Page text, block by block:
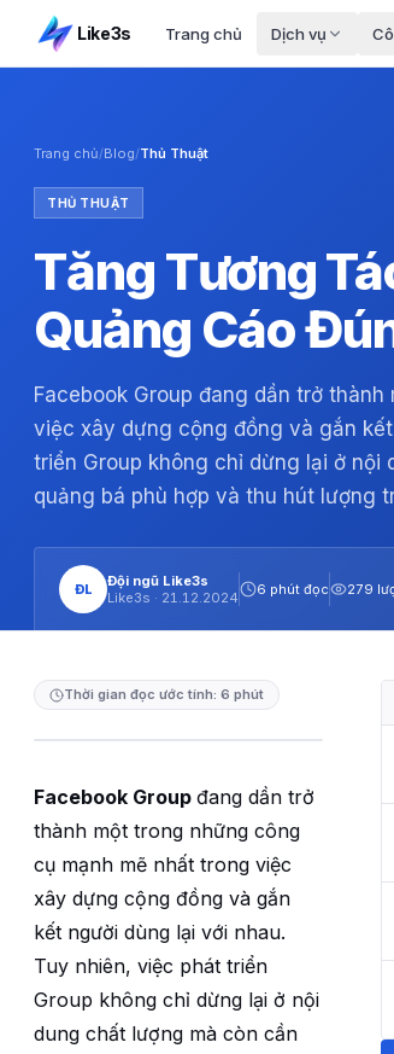
Like3s Trang chủ Dịch vụ
Trang chủ/Blog/Thủ Thuật
THỦ THUẬT
Tăng Tương
Quảng Cáo
Facebook Group đang dần trở
việc xây dựng cộng đồng và gắn
triển Group không chỉ dừng lại ở
quảng bá phù hợp và thu hút lượng
ĐL
Đội ngũ Like3s
Like3s · 21.12.2024
6 phút đọc 279
Thời gian đọc ước tính: 6 phút
Facebook Group đang dần trở
thành một trong những công
cụ mạnh mẽ nhất trong việc
xây dựng cộng đồng và gắn
kết người dùng lại với nhau.
Tuy nhiên, việc phát triển
Group không chỉ dừng lại ở nội
dung chất lượng mà còn cần